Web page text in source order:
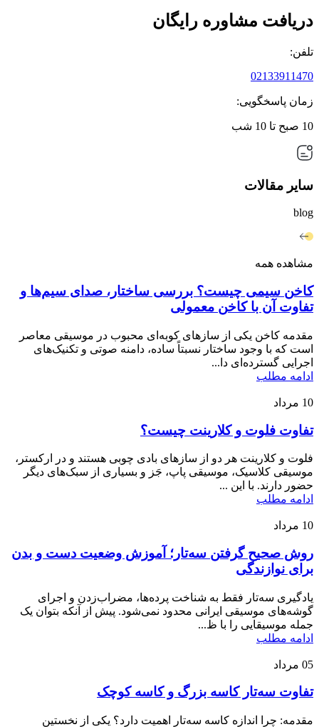
دریافت مشاوره رایگان
تلفن:
02133911470
زمان پاسخگویی:
10 صبح تا 10 شب
سایر مقالات
blog
مشاهده همه
کاخن سیمی چیست؟ بررسی ساختار، صدای سیم‌ها و
تفاوت آن با کاخن معمولی
مقدمه کاخن یکی از سازهای کوبه‌ای محبوب در موسیقی معاصر
است که با وجود ساختار نسبتاً ساده، دامنه صوتی و تکنیک‌های
اجرایی گسترده‌ای دا...
ادامه مطلب
10 مرداد
تفاوت فلوت و کلارینت چیست؟
فلوت و کلارینت هر دو از سازهای بادی چوبی هستند و در ارکستر،
موسیقی کلاسیک، موسیقی پاپ، جَز و بسیاری از سبک‌های دیگر
حضور دارند. با این ...
ادامه مطلب
10 مرداد
روش صحیح گرفتن سه‌تار؛ آموزش وضعیت دست و بدن
برای نوازندگی
یادگیری سه‌تار فقط به شناخت پرده‌ها، مضراب‌زدن و اجرای
گوشه‌های موسیقی ایرانی محدود نمی‌شود. پیش از آنکه بتوان یک
جمله موسیقایی را با ظ...
ادامه مطلب
05 مرداد
تفاوت سه‌تار کاسه بزرگ و کاسه کوچک
مقدمه: چرا اندازه کاسه سه‌تار اهمیت دارد؟ یکی از نخستین